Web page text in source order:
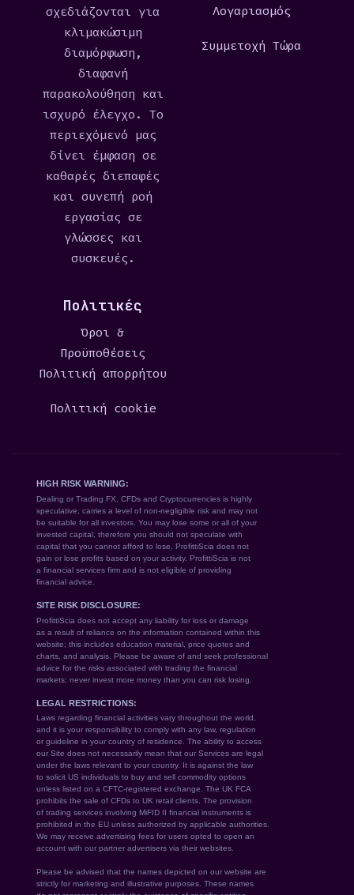
σχεδιάζονται για
κλιμακώσιμη
διαμόρφωση,
διαφανή
παρακολούθηση και
ισχυρό έλεγχο. Το
περιεχόμενό μας
δίνει έμφαση σε
καθαρές διεπαφές
και συνεπή ροή
εργασίας σε
γλώσσες και
συσκευές.
Λογαριασμός
Συμμετοχή Τώρα
Πολιτικές
Όροι &
Προϋποθέσεις
Πολιτική απορρήτου
Πολιτική cookie